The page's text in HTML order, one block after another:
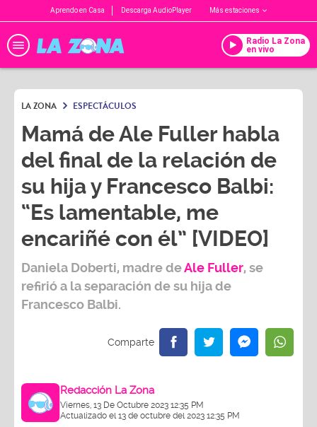
Aprendo en Casa Descarga AudioPlayer Más estaciones
Radio La Zona
en vivo
LA ZONA ESPECTÁCULOS
Mamá de Ale Fuller habla
del final de la relación de
su hija y Francesco Balbi:
“Es lamentable, me
encariñé con él” [VIDEO]
Daniela Doberti, madre deAle Fuller, se
refirió a la separación de su hija de
Francesco Balbi.
Redacción La Zona
Viernes, 13 De Octubre 2023 12:35 PM
Actualizado el 13 de octubre del 2023 12:35 PM